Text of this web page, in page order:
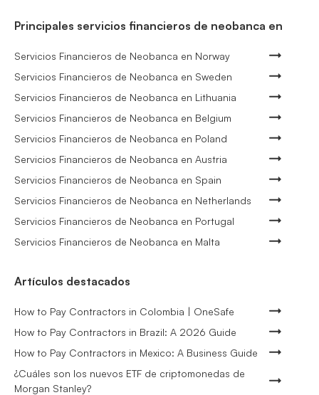
Principales servicios financieros de neobanca en
Servicios Financieros de Neobanca en Norway
Servicios Financieros de Neobanca en Sweden
Servicios Financieros de Neobanca en Lithuania
Servicios Financieros de Neobanca en Belgium
Servicios Financieros de Neobanca en Poland
Servicios Financieros de Neobanca en Austria
Servicios Financieros de Neobanca en Spain
Servicios Financieros de Neobanca en Netherlands
Servicios Financieros de Neobanca en Portugal
Servicios Financieros de Neobanca en Malta
Artículos destacados
How to Pay Contractors in Colombia | OneSafe
How to Pay Contractors in Brazil: A 2026 Guide
How to Pay Contractors in Mexico: A Business Guide
¿Cuáles son los nuevos ETF de criptomonedas de
Morgan Stanley?